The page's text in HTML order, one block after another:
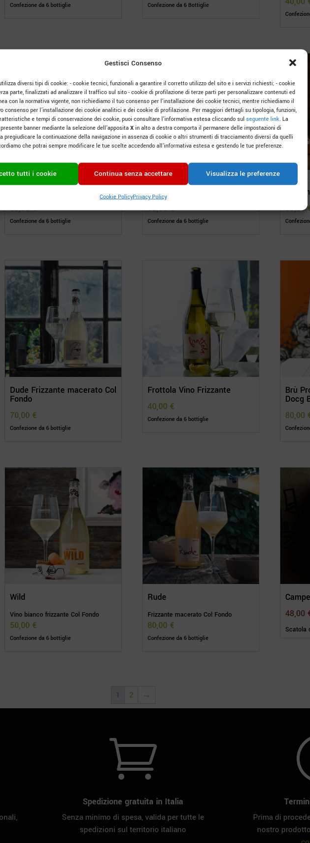
Gestisci Consenso
diversi tipi di cookie: - cookie tecnici, funzionali a garantire il corretto utilizzo del sito e i servizi richiesti; - cookie
parte, finalizzati ad analizzare il traffico sul sito - cookie di profilazione di terze parti per personalizzare contenuti ed
con la normativa vigente, non richiediamo il tuo consenso per l’installazione dei cookie tecnici, mentre richiediamo il
consenso per l’installazione dei cookie analitici e dei cookie di profilazione. Per maggiori dettagli su tipologia, funzioni,
e tempi di conservazione dei cookie, puoi consultare l’informativa estesa cliccando sul seguente link. La
banner mediante la selezione dell’apposita X in alto a destra comporta il permanere delle impostazioni di
pregiudicare la continuazione della navigazione in assenza di cookie o altri strumenti di tracciamento diversi da quelli
che potrai sempre modificare le tue scelte accedendo all’informativa estesa e gestendo le tue preferenze.
tutti i cookie Continua senza accettare Visualizza le preferenze
Cookie PolicyPrivacy Policy
Confezione da 6 bottiglie Confezione da 6 Bottiglie
ZB – Extra Brut Prosecco
80,00€
Confezione da 6 bottiglie
Zanotto Col Fondo Vino
bianco frizzante Col Fondo
60,00€
Confezione da 6 bottiglie
60,00
Dude Frizzante macerato Col
Fondo
70,00 €
Confezione da 6 bottiglie
Frottola Vino Frizzante
40,00 €
Confezione da 6 bottiglie
Brù
Docg
80,00
Wild
Vino bianco frizzante Col Fondo
50,00 €
Confezione da 6 bottiglie
Rude
Frizzante macerato Col Fondo
80,00 €
Confezione da 6 bottiglie
48,00
Scatola
1 2 →

Spedizione gratuita in Italia
Senza minimo di spesa, valida per tutte le
spedizioni sul territorio italiano
Prima di
nostro